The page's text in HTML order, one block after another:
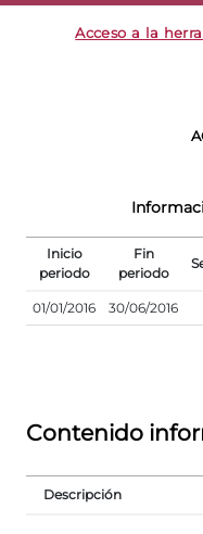
Acceso a la
Inicio
periodo
Fin
periodo
01/01/2016 30/06/2016
Contenido
Descripción